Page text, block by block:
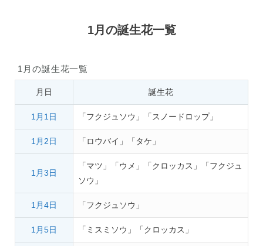
1月の誕生花一覧
1月の誕生花一覧
月日 誕生花
1月1日 「フクジュソウ」「スノードロップ」
1月2日 「ロウバイ」「タケ」
1月3日
「マツ」「ウメ」「クロッカス」「フクジュ
ソウ」
1月4日 「フクジュソウ」
1月5日 「ミスミソウ」「クロッカス」